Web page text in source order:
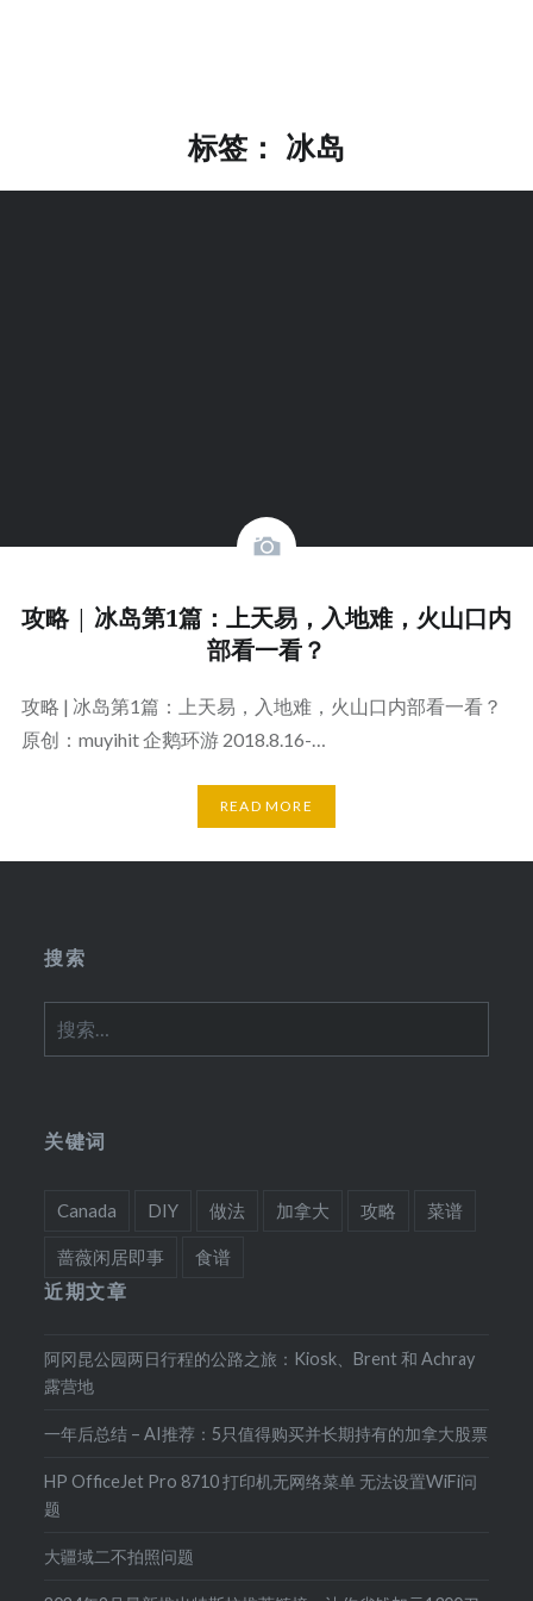
标签： 冰岛
攻略 | 冰岛第1篇：上天易，入地难，火山口内
部看一看？
攻略 | 冰岛第1篇：上天易，入地难，火山口内部看一看？
原创：muyihit 企鹅环游 2018.8.16-…
READ MORE
搜索
索：
关键词
Canada DIY 做法 加拿大 攻略 菜谱
蔷薇闲居即事 食谱
近期文章
阿冈昆公园两日行程的公路之旅：Kiosk、Brent 和 Achray
露营地
一年后总结 – AI推荐：5只值得购买并长期持有的加拿大股票
HP OfficeJet Pro 8710 打印机无网络菜单 无法设置WiFi问
题
大疆域二不拍照问题